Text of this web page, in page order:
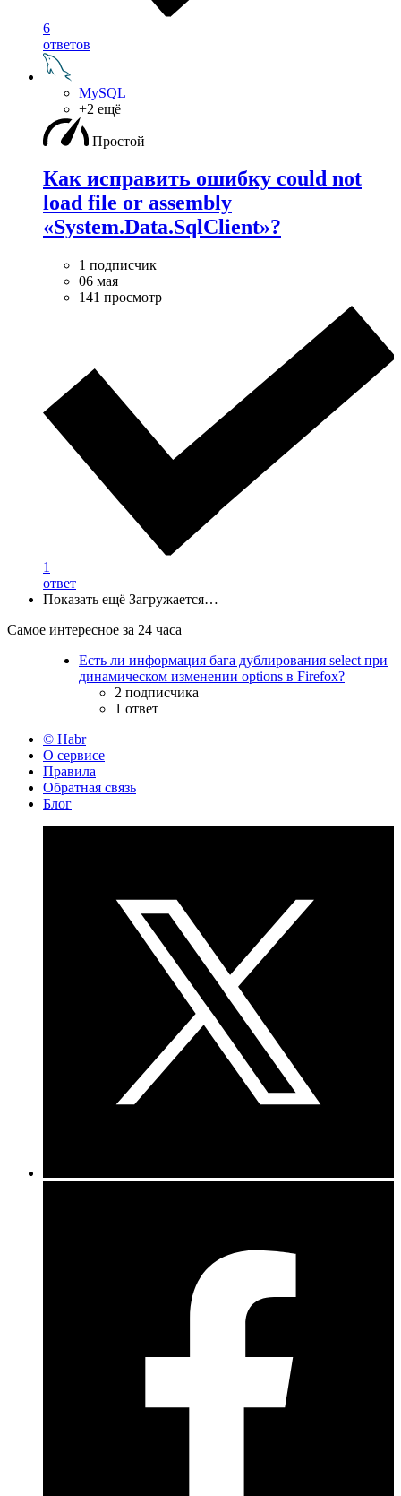
6
ответов
MySQL
+2 ещё
Простой
Как исправить ошибку could not
load file or assembly
«System.Data.SqlClient»?
1 подписчик
06 мая
141 просмотр
1
ответ
Показать ещё Загружается…
Самое интересное за 24 часа
Есть ли информация бага дублирования select при
динамическом изменении options в Firefox?
2 подписчика
1 ответ
© Habr
О сервисе
Правила
Обратная связь
Блог